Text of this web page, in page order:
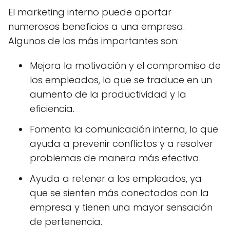
El marketing interno puede aportar
numerosos beneficios a una empresa.
Algunos de los más importantes son:
Mejora la motivación y el compromiso de
los empleados, lo que se traduce en un
aumento de la productividad y la
eficiencia.
Fomenta la comunicación interna, lo que
ayuda a prevenir conflictos y a resolver
problemas de manera más efectiva.
Ayuda a retener a los empleados, ya
que se sienten más conectados con la
empresa y tienen una mayor sensación
de pertenencia.